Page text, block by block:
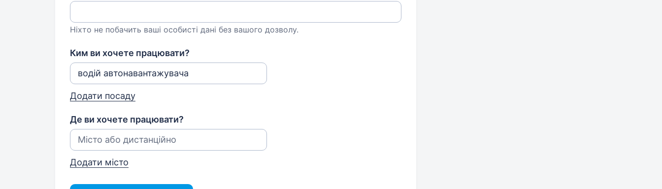
Ніхто не побачить ваші особисті дані без вашого дозволу.
Ким ви хочете працювати?
Додати посаду
Де ви хочете працювати?
Додати місто